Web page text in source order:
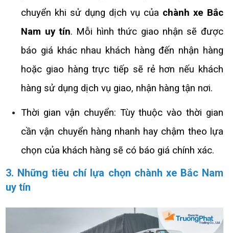
chuyển khi sử dụng dịch vụ của chành xe Bắc
Nam uy tín. Mỗi hình thức giao nhận sẽ được
báo giá khác nhau khách hàng đến nhận hàng
hoặc giao hàng trực tiếp sẽ rẻ hơn nếu khách
hàng sử dụng dịch vụ giao, nhận hàng tận nơi.
Thời gian vận chuyển: Tùy thuộc vào thời gian
cần vận chuyển hàng nhanh hay chậm theo lựa
chọn của khách hàng sẽ có báo giá chính xác.
3. Những tiêu chí lựa chọn chành xe Bắc Nam
uy tín